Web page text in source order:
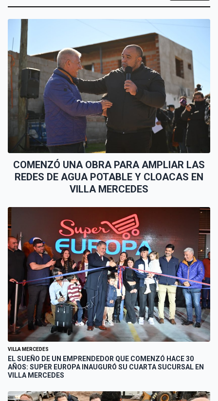
COMENZÓ UNA OBRA PARA AMPLIAR LAS
REDES DE AGUA POTABLE Y CLOACAS EN
VILLA MERCEDES
VILLA MERCEDES
EL SUEÑO DE UN EMPRENDEDOR QUE COMENZÓ HACE 30
AÑOS: SUPER EUROPA INAUGURÓ SU CUARTA SUCURSAL EN
VILLA MERCEDES